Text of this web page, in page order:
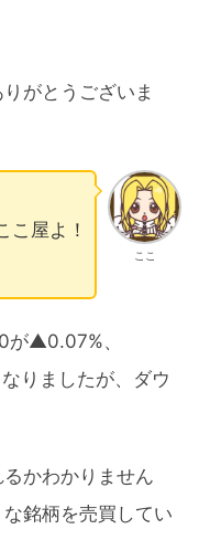
がとうございま
ここ
こ屋よ！
が▲0.07%、
りましたが、ダウ
かわかりません
銘柄を売買してい